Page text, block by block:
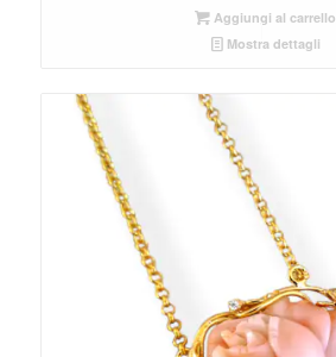
Aggiungi al carrello
Mostra dettagli